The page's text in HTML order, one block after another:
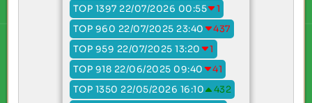
TOP 1397 22/07/2026 00:55
1
TOP 960 22/07/2025 23:40
437
TOP 959 22/07/2025 13:20
1
TOP 918 22/06/2025 09:40
41
TOP 1350 22/05/2026 16:10
432